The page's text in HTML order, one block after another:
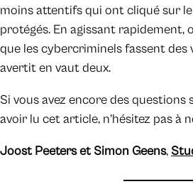
moins attentifs qui ont cliqué sur
protégés. En agissant rapidement,
que les cybercriminels fassent des
avertit en vaut deux.
Si vous avez encore des questions
avoir lu cet article, n’hésitez pas à
Joost Peeters et Simon Geens,